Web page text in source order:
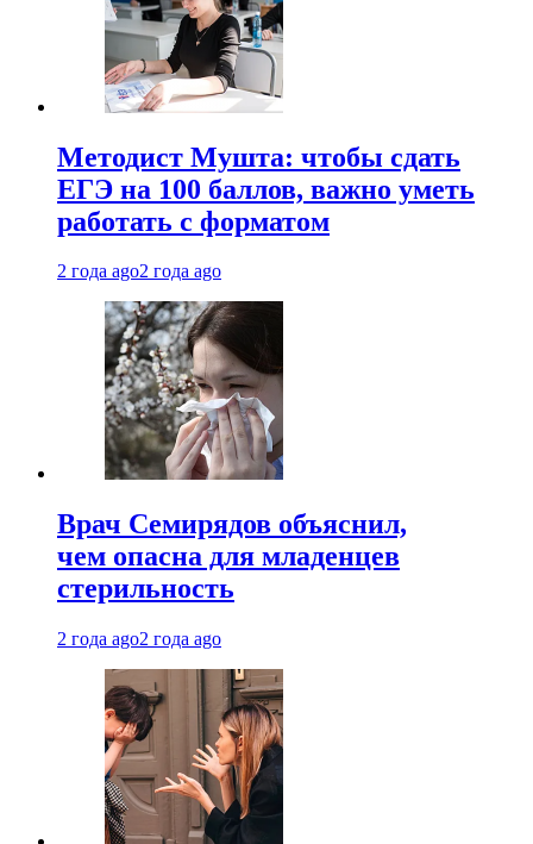
Методист Мушта: чтобы сдать
ЕГЭ на 100 баллов, важно уметь
работать с форматом
2 года ago2 года ago
Врач Семирядов объяснил,
чем опасна для младенцев
стерильность
2 года ago2 года ago